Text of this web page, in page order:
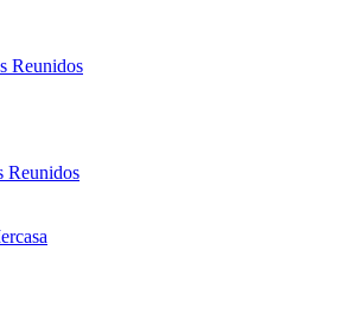
Reunidos
Reunidos